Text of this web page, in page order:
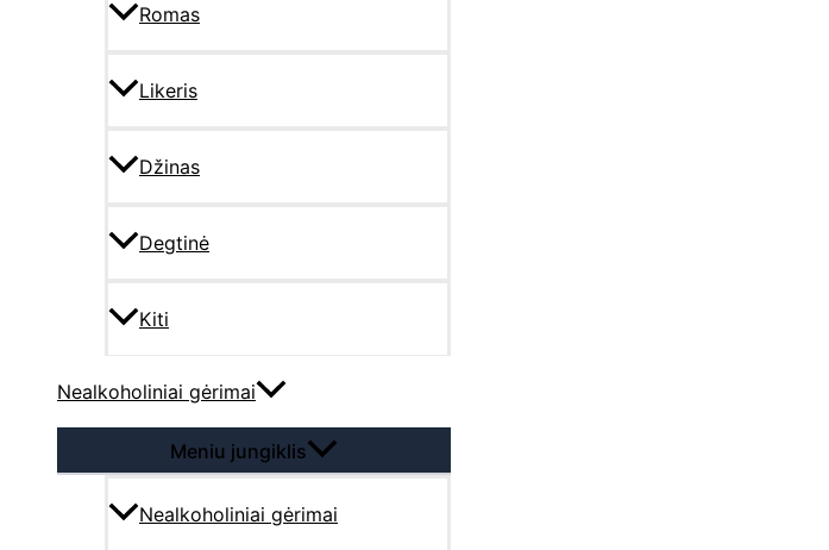
Romas
Likeris
Džinas
Degtinė
Kiti
Nealkoholiniai gėrimai
Meniu jungiklis
Nealkoholiniai gėrimai